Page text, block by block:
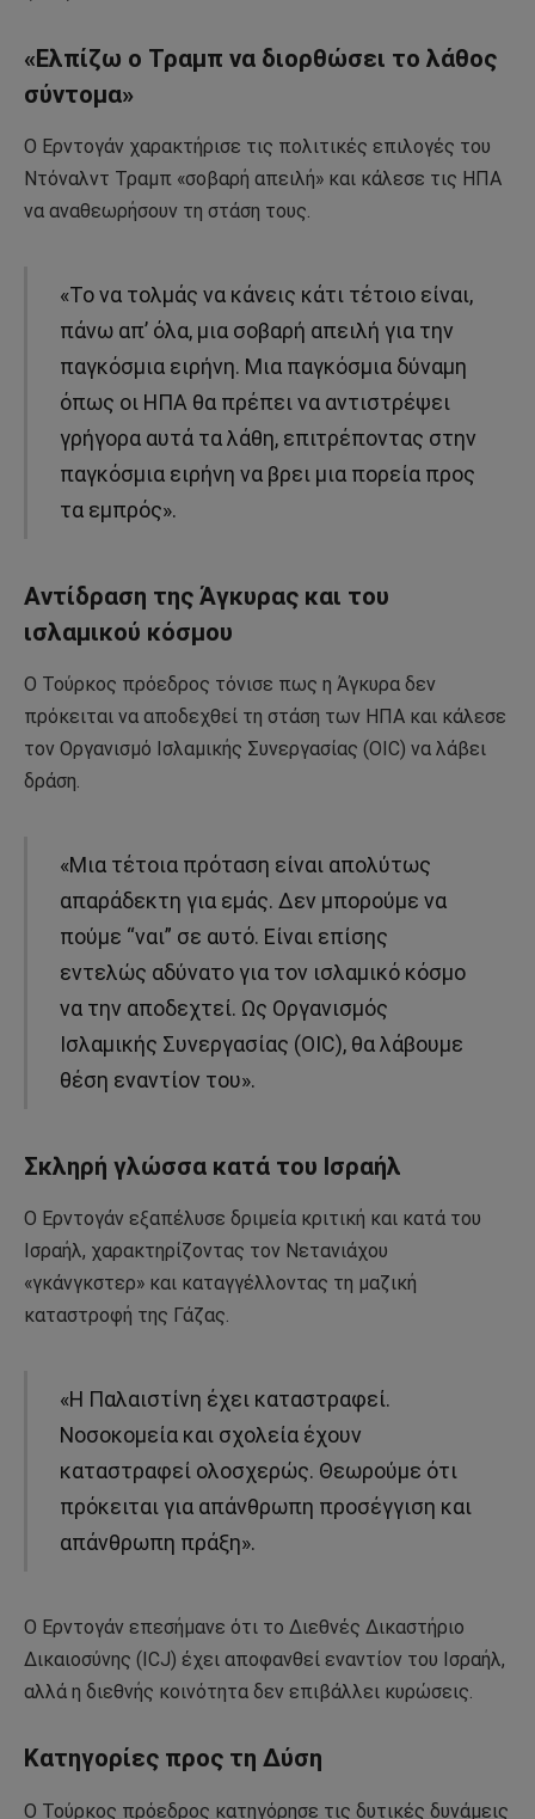
«Ελπίζω ο Τραμπ να διορθώσει το λάθος
σύντομα»
Ο Ερντογάν χαρακτήρισε τις πολιτικές επιλογές του
Ντόναλντ Τραμπ «σοβαρή απειλή» και κάλεσε τις ΗΠΑ
να αναθεωρήσουν τη στάση τους.
«Το να τολμάς να κάνεις κάτι τέτοιο είναι,
πάνω απ’ όλα, μια σοβαρή απειλή για την
παγκόσμια ειρήνη. Μια παγκόσμια δύναμη
όπως οι ΗΠΑ θα πρέπει να αντιστρέψει
γρήγορα αυτά τα λάθη, επιτρέποντας στην
παγκόσμια ειρήνη να βρει μια πορεία προς
τα εμπρός».
Αντίδραση της Άγκυρας και του
ισλαμικού κόσμου
Ο Τούρκος πρόεδρος τόνισε πως η Άγκυρα δεν
πρόκειται να αποδεχθεί τη στάση των ΗΠΑ και κάλεσε
τον Οργανισμό Ισλαμικής Συνεργασίας (OIC) να λάβει
δράση.
«Μια τέτοια πρόταση είναι απολύτως
απαράδεκτη για εμάς. Δεν μπορούμε να
πούμε “ναι” σε αυτό. Είναι επίσης
εντελώς αδύνατο για τον ισλαμικό κόσμο
να την αποδεχτεί. Ως Οργανισμός
Ισλαμικής Συνεργασίας (OIC), θα λάβουμε
θέση εναντίον του».
Σκληρή γλώσσα κατά του Ισραήλ
Ο Ερντογάν εξαπέλυσε δριμεία κριτική και κατά του
Ισραήλ, χαρακτηρίζοντας τον Νετανιάχου
«γκάνγκστερ» και καταγγέλλοντας τη μαζική
καταστροφή της Γάζας.
«Η Παλαιστίνη έχει καταστραφεί.
Νοσοκομεία και σχολεία έχουν
καταστραφεί ολοσχερώς. Θεωρούμε ότι
πρόκειται για απάνθρωπη προσέγγιση και
απάνθρωπη πράξη».
Ο Ερντογάν επεσήμανε ότι το Διεθνές Δικαστήριο
Δικαιοσύνης (ICJ) έχει αποφανθεί εναντίον του Ισραήλ,
αλλά η διεθνής κοινότητα δεν επιβάλλει κυρώσεις.
Κατηγορίες προς τη Δύση
Ο Τούρκος πρόεδρος κατηγόρησε τις δυτικές δυνάμεις